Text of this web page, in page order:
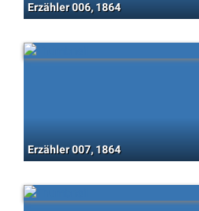
Erzähler 006, 1864
Erzähler 007, 1864